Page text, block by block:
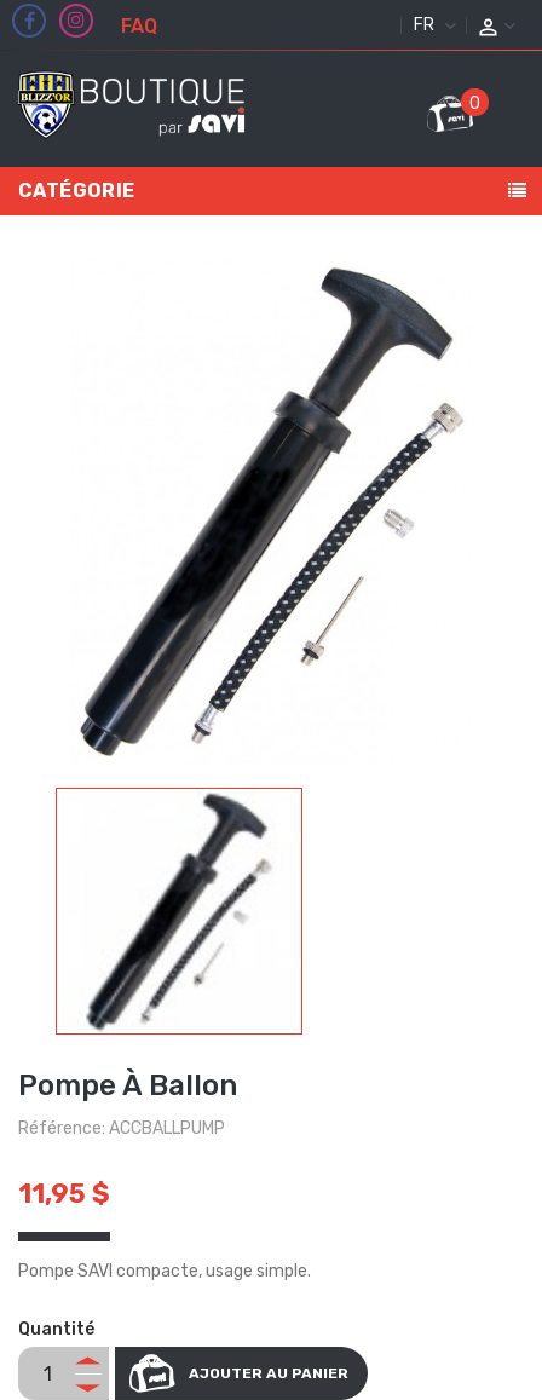
FAQ FRANÇAIS
0
CATÉGORIE
Pompe À Ballon
Référence: ACCBALLPUMP
11,95 $
Pompe SAVI compacte, usage simple.
Quantité
AJOUTER AU PANIER